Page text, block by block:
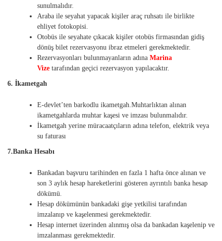
sunulmalıdır.
Araba ile seyahat yapacak kişiler araç ruhsatı ile birlikte
ehliyet fotokopisi.
Otobüs ile seyahate çıkacak kişiler otobüs firmasından gidiş
dönüş bilet rezervasyonu ibraz etmeleri gerekmektedir.
Rezervasyonları bulunmayanların adına Marina
Vize tarafından geçici rezervasyon yapılacaktır.
6. İkametgah
E-devlet’ten barkodlu ikametgah.Muhtarlıktan alınan
ikametgahlarda muhtar kaşesi ve imzası bulunmalıdır.
İkametgah yerine müracaatçıların adına telefon, elektrik veya
su faturası
7.Banka Hesabı
Bankadan başvuru tarihinden en fazla 1 hafta önce alınan ve
son 3 aylık hesap hareketlerini gösteren ayrıntılı banka hesap
dökümü.
Hesap dökümünün bankadaki gişe yetkilisi tarafından
imzalanıp ve kaşelenmesi gerekmektedir.
Hesap internet üzerinden alınmış olsa da bankadan kaşelenip ve
imzalanması gerekmektedir.